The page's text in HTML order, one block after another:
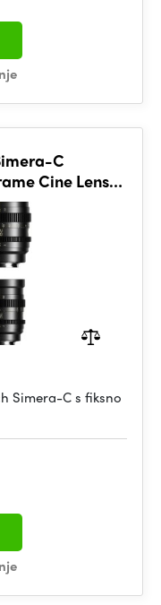
C
Cine Lens-4
Simera-C s fiksno